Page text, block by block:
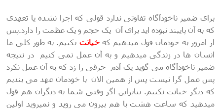
برای ضمیر ناخودآگاه تفاوتی ندارد قولی که اجرا نشده یا تعهدی
که به آن پایبند نبوده اید برای آن یک حجم و یک عظمت را دارد.پس
از امروز به خودمان قول میدهیم کهخیانت نکنیم. به طور کلی ما
انسان ها در زندگی میدهیم و به آن عمل نمی کنیم در نتیجه
ضمیر ناخودآگاه می گوید یک آدم حرفی را زد که به آن عمل نکرد
پس عمل گرا نیست پس از همین الان با خودمان عهد می بندیم
که دیگر خیانت نکنیم. بنابراین اگر وقتی شما به دیگران هم قول
میدهید که ساعت هشت با هم بیرون می روید و نمیروید اولین